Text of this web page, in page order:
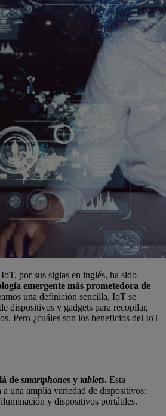
por sus siglas en inglés, ha sido
emergente más prometedora de
una definición sencilla, IoT se
dispositivos y gadgets para recopilar,
Pero ¿cuáles son los beneficios del IoT
de smartphones y tablets. Esta
una amplia variedad de dispositivos:
y dispositivos portátiles.